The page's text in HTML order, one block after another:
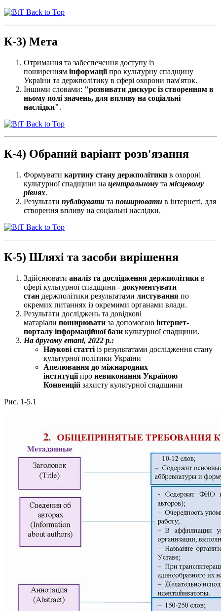
Back to Top
К-3) Мета
Отримання та забеспечення доступу із
поширенням інформаціїпро культурну спадщину
України та держполітику в сфері охорони пам'яток.
Іншими словами: "розвивати дискурс із створенням в
ньому полі значень, для впливу на соціальні
наслідки".
Back to Top
К-4) Обраний варіант розв'язання
Формувати картину стану держполітики в охороні
культурної спадщини на центральному тамісцевому
рівнях.
Результати публікувати та поширювати в інтернеті, для
створення впливу на соціальні наслідки.
Back to Top
К-5) Шляхі та засоби вирішення
Здійснювати аналіз та дослідження держполітики в
сфері культурної спадщини - документувати
стан держполітики результатами листування по
окремих питаннях із окремими органами влади.
Результати досліджень та довідкові
матаріали поширювати за допомогою інтернет-
порталу інформаційної бази культурної спадщини.
На другому етапі, 2022 р.:
Наукові статті із результатами дослідження стану
культурної політики України
Апелювання до міжнародних
інституціїпро невиконання Україною
Конвенцій захисту культурної спадщини
Рис. 1-5.1